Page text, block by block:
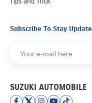
Subscribe To Stay Update
SUZUKI AUTOMOBILE